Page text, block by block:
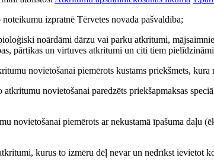
izpratnē Tērvetes novada pašvaldība;
noārdāmi dārzu vai parku atkritumi,
pārtikas un virtuves atkritumi un citi tiem
novietošanai piemērots kustams priekšmets,
atkritumu novietošanai paredzēts priekšapmaksas
novietošanai piemērots ar nekustamā īpašuma daļu
kurus to izmēru dēļ nevar un nedrīkst ievietot